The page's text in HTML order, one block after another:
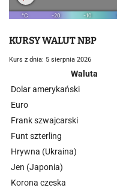
KURSY WALUT NBP
Kurs z dnia: 5 sierpnia 2026
Waluta
Dolar amerykański
Euro
Frank szwajcarski
Funt szterling
Hrywna (Ukraina)
Jen (Japonia)
Korona czeska